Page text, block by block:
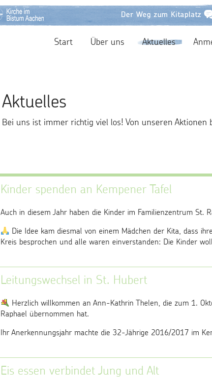
Start Über uns Aktuelles
Aktuelles
Bei uns ist immer richtig viel los! Von unseren Aktionen
Kinder spenden an Kempener Tafel
Auch in diesem Jahr haben die Kinder im Familienzentrum St.
Die Idee kam diesmal von einem Mädchen der Kita, dass
Kreis besprochen und alle waren einverstanden: Die Kinder
Leitungswechsel in St. Hubert
Herzlich willkommen an Ann-Kathrin Thelen, die zum 1.
Raphael übernommen hat.
Ihr Anerkennungsjahr machte die 32-Jährige 2016/2017 im
Eis essen verbindet Jung und Alt